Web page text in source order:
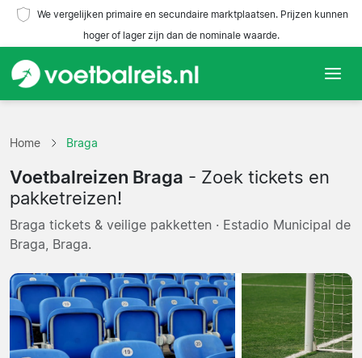
We vergelijken primaire en secundaire marktplaatsen. Prijzen kunnen
hoger of lager zijn dan de nominale waarde.
Teams
Competities
Reisorganisaties
Home Braga
Voetbalreizen Braga - Zoek tickets en
pakketreizen!
Braga tickets & veilige pakketten · Estadio Municipal de
Braga, Braga.